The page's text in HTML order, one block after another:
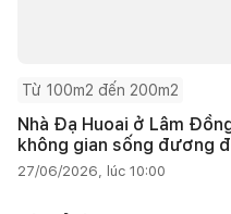
Từ 100m2 đến 200m2
Nhà Đạ Huoai ở Lâm
không gian sống đương
27/06/2026, lúc 10:00